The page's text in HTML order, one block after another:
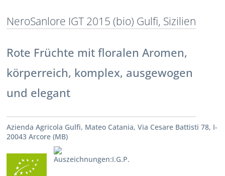
NeroSanlore IGT 2015 (bio) Gulfi, Sizilien
Rote Früchte mit floralen Aromen,
körperreich, komplex, ausgewogen
und elegant
Azienda Agricola Gulfi, Mateo Catania, Via Cesare Battisti 78, I-
20043 Arcore (MB)